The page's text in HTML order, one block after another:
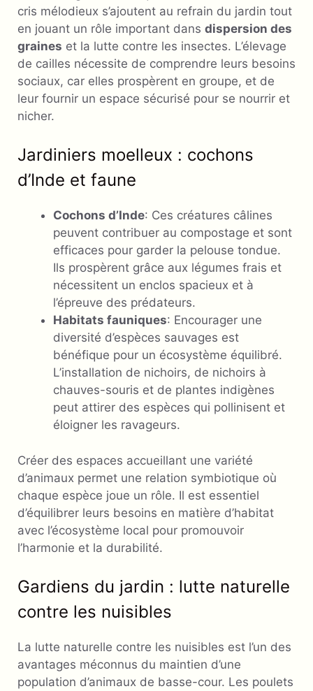
cris mélodieux s’ajoutent au refrain du jardin tout
en jouant un rôle important dans dispersion des
graines et la lutte contre les insectes. L’élevage
de cailles nécessite de comprendre leurs besoins
sociaux, car elles prospèrent en groupe, et de
leur fournir un espace sécurisé pour se nourrir et
nicher.
Jardiniers moelleux : cochons
d’Inde et faune
Cochons d’Inde: Ces créatures câlines
peuvent contribuer au compostage et sont
efficaces pour garder la pelouse tondue.
Ils prospèrent grâce aux légumes frais et
nécessitent un enclos spacieux et à
l’épreuve des prédateurs.
Habitats fauniques: Encourager une
diversité d’espèces sauvages est
bénéfique pour un écosystème équilibré.
L’installation de nichoirs, de nichoirs à
chauves-souris et de plantes indigènes
peut attirer des espèces qui pollinisent et
éloigner les ravageurs.
Créer des espaces accueillant une variété
d’animaux permet une relation symbiotique où
chaque espèce joue un rôle. Il est essentiel
d’équilibrer leurs besoins en matière d’habitat
avec l’écosystème local pour promouvoir
l’harmonie et la durabilité.
Gardiens du jardin : lutte naturelle
contre les nuisibles
La lutte naturelle contre les nuisibles est l’un des
avantages méconnus du maintien d’une
population d’animaux de basse-cour. Les poulets